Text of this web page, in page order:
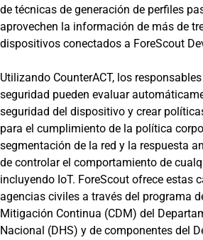
de técnicas de generación de perfiles
aprovechen la información de más de
dispositivos conectados a ForeScout
Utilizando CounterACT, los
seguridad pueden evaluar
seguridad del dispositivo y crear
para el cumplimiento de la política
segmentación de la red y la respuesta
de controlar el comportamiento de
incluyendo IoT. ForeScout ofrece estas
agencias civiles a través del programa
Mitigación Continua (CDM) del
Nacional (DHS) y de componentes del